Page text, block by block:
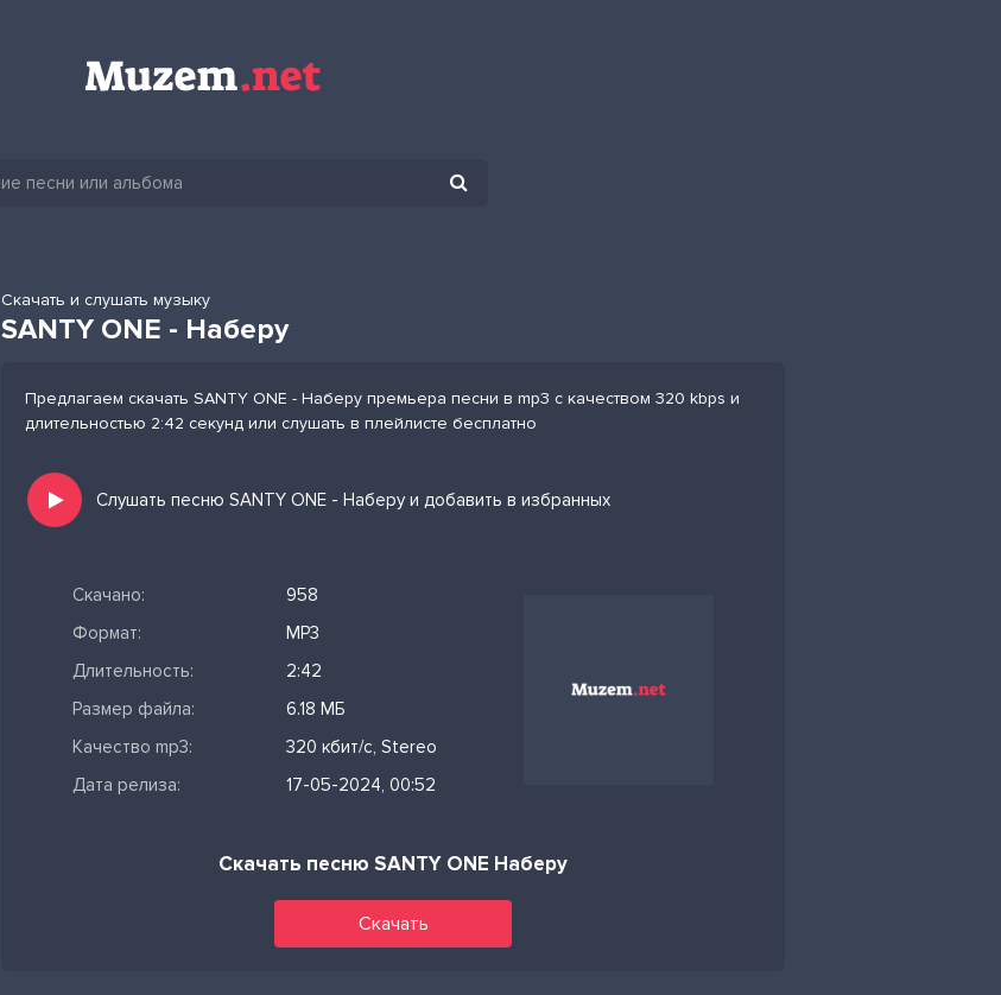
Скачать и слушать музыку
SANTY ONE - Наберу
Предлагаем скачать SANTY ONE - Наберу премьера песни в mp3 с качеством 320 kbps и
длительностью 2:42 секунд или слушать в плейлисте бесплатно
Слушать песню SANTY ONE - Наберу и добавить в избранных
Скачано:
958
Формат:
MP3
Длительность:
2:42
Размер файла:
6.18 МБ
Качество mp3:
320 кбит/с, Stereo
Дата релиза:
17-05-2024, 00:52
Скачать песню SANTY ONE Наберу
Скачать